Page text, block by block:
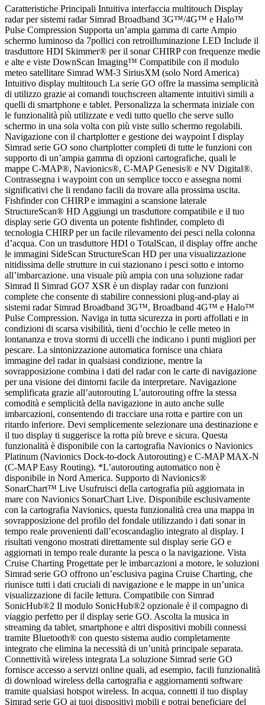
Caratteristiche Principali Intuitiva interfaccia multitouch Display
radar per sistemi radar Simrad Broadband 3G™/4G™ e Halo™
Pulse Compression Supporta un’ampia gamma di carte Ampio
schermo luminoso da 7pollici con retroilluminazione LED Include il
trasduttore HDI Skimmer® per il sonar CHIRP con frequenze medie
e alte e viste DownScan Imaging™ Compatibile con il modulo
meteo satellitare Simrad WM-3 SiriusXM (solo Nord America)
Intuitivo display multitouch La serie GO offre la massima semplicità
di utilizzo grazie ai comandi touchscreen altamente intuitivi simili a
quelli di smartphone e tablet. Personalizza la schermata iniziale con
le funzionalità più utilizzate e vedi tutto quello che serve sullo
schermo in una sola volta con più viste sullo schermo regolabili.
Navigazione con il chartplotter e gestione dei waypoint I display
Simrad serie GO sono chartplotter completi di tutte le funzioni con
supporto di un’ampia gamma di opzioni cartografiche, quali le
mappe C-MAP®, Navionics®, C-MAP Genesis® e NV Digital®.
Contrassegna i waypoint con un semplice tocco e assegna nomi
significativi che li rendano facili da trovare alla prossima uscita.
Fishfinder con CHIRP e immagini a scansione laterale
StructureScan® HD Aggiungi un trasduttore compatibile e il tuo
display serie GO diventa un potente fishfinder, completo di
tecnologia CHIRP per un facile rilevamento dei pesci nella colonna
d’acqua. Con un trasduttore HDI o TotalScan, il display offre anche
le immagini SideScan StructureScan HD per una visualizzazione
nitidissima delle strutture in cui stazionano i pesci sotto e intorno
all’imbarcazione. una visuale più ampia con una soluzione radar
Simrad Il Simrad GO7 XSR è un display radar con funzioni
complete che consente di stabilire connessioni plug-and-play ai
sistemi radar Simrad Broadband 3G™, Broadband 4G™ e Halo™
Pulse Compression. Naviga in tutta sicurezza in porti affollati e in
condizioni di scarsa visibilità, tieni d’occhio le celle meteo in
lontananza e trova stormi di uccelli che indicano i punti migliori per
pescare. La sintonizzazione automatica fornisce una chiara
immagine del radar in qualsiasi condizione, mentre la
sovrapposizione combina i dati del radar con le carte di navigazione
per una visione dei dintorni facile da interpretare. Navigazione
semplificata grazie all’autorouting L’autorouting offre la stessa
comodità e semplicità della navigazione in auto anche sulle
imbarcazioni, consentendo di tracciare una rotta e partire con un
ritardo inferiore. Devi semplicemente selezionare una destinazione e
il tuo display ti suggerisce la rotta più breve e sicura. Questa
funzionalità è disponibile con la cartografia Navionics o Navionics
Platinum (Navionics Dock-to-dock Autorouting) e C-MAP MAX-N
(C-MAP Easy Routing). *L’autorouting automatico non è
disponibile in Nord America. Supporto di Navionics®
SonarChart™ Live Usufruisci della cartografia più aggiornata in
mare con Navionics SonarChart Live. Disponibile esclusivamente
con la cartografia Navionics, questa funzionalità crea una mappa in
sovrapposizione del profilo del fondale utilizzando i dati sonar in
tempo reale provenienti dall’ecoscandaglio integrato al display. I
risultati vengono mostrati direttamente sul display serie GO e
aggiornati in tempo reale durante la pesca o la navigazione. Vista
Cruise Charting Progettate per le imbarcazioni a motore, le soluzioni
Simrad serie GO offrono un’esclusiva pagina Cruise Charting, che
riunisce tutti i dati cruciali di navigazione e le mappe in un’unica
visualizzazione di facile lettura. Compatibile con Simrad
SonicHub®2 Il modulo SonicHub®2 opzionale è il compagno di
viaggio perfetto per il display serie GO. Ascolta la musica in
streaming da tablet, smartphone e altri dispositivi mobili connessi
tramite Bluetooth® con questo sistema audio completamente
integrato che elimina la necessità di un’unità principale separata.
Connettività wireless integrata La soluzione Simrad serie GO
fornisce accesso a servizi online quali, ad esempio, facili funzionalità
di download wireless della cartografia e aggiornamenti software
tramite qualsiasi hotspot wireless. In acqua, connetti il tuo display
Simrad serie GO ai tuoi dispositivi mobili e potrai beneficiare del